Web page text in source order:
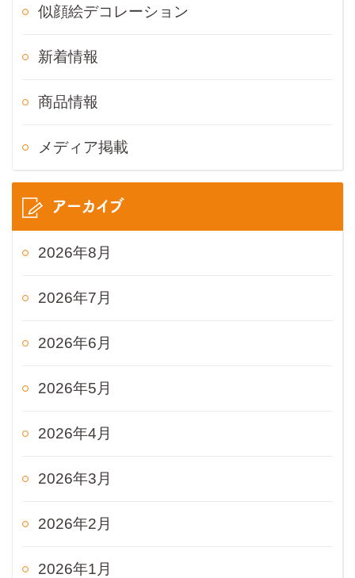
似顔絵デコレーション
新着情報
商品情報
メディア掲載
アーカイブ
2026年8月
2026年7月
2026年6月
2026年5月
2026年4月
2026年3月
2026年2月
2026年1月